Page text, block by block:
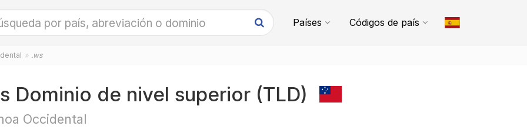
Países Códigos de país
.ws
Dominio de nivel superior (TLD)
Occidental